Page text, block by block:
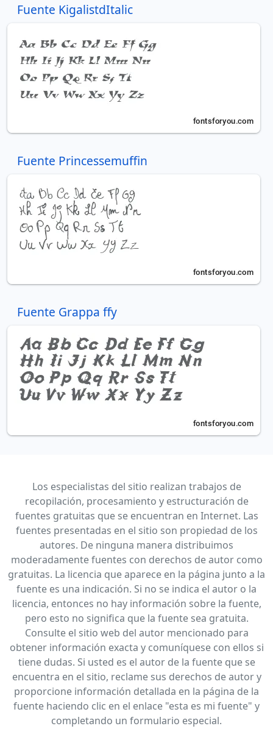
Fuente KigalistdItalic
Fuente Princessemuffin
Fuente Grappa ffy
Los especialistas del sitio realizan trabajos de
recopilación, procesamiento y estructuración de
fuentes gratuitas que se encuentran en Internet. Las
fuentes presentadas en el sitio son propiedad de los
autores. De ninguna manera distribuimos
moderadamente fuentes con derechos de autor como
gratuitas. La licencia que aparece en la página junto a la
fuente es una indicación. Si no se indica el autor o la
licencia, entonces no hay información sobre la fuente,
pero esto no significa que la fuente sea gratuita.
Consulte el sitio web del autor mencionado para
obtener información exacta y comuníquese con ellos si
tiene dudas. Si usted es el autor de la fuente que se
encuentra en el sitio, reclame sus derechos de autor y
proporcione información detallada en la página de la
fuente haciendo clic en el enlace "esta es mi fuente" y
completando un formulario especial.